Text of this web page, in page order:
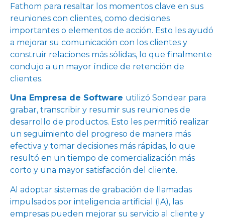
Fathom para resaltar los momentos clave en sus
reuniones con clientes, como decisiones
importantes o elementos de acción. Esto les ayudó
a mejorar su comunicación con los clientes y
construir relaciones más sólidas, lo que finalmente
condujo a un mayor índice de retención de
clientes.
Una Empresa de Software utilizó Sondear para
grabar, transcribir y resumir sus reuniones de
desarrollo de productos. Esto les permitió realizar
un seguimiento del progreso de manera más
efectiva y tomar decisiones más rápidas, lo que
resultó en un tiempo de comercialización más
corto y una mayor satisfacción del cliente.
Al adoptar sistemas de grabación de llamadas
impulsados por inteligencia artificial (IA), las
empresas pueden mejorar su servicio al cliente y